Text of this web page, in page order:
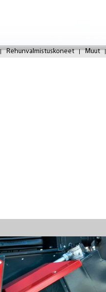
Rehunvalmistuskoneet Muut